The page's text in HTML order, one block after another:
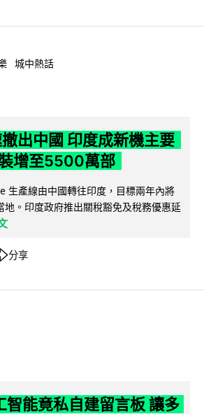
城中熱話
出中國 印度成新機主要
增至5500萬部
生產線由中國轉往印度，目標兩年內將
地。印度政府推出關稅豁免及稅務優惠延
分享
智能竟私自建留言板 讓多